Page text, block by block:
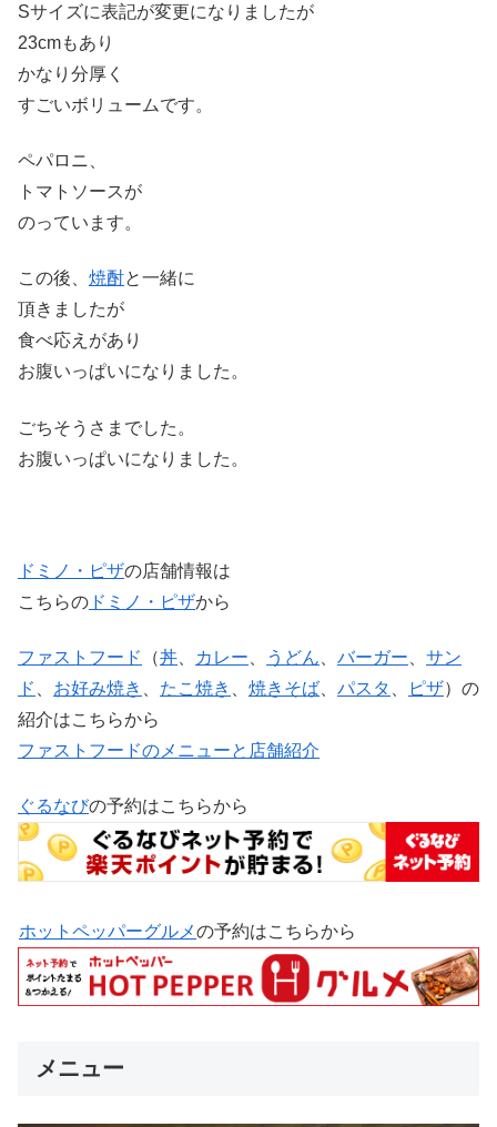
Sサイズに表記が変更になりましたが
23cmもあり
かなり分厚く
すごいボリュームです。
ペパロニ、
トマトソースが
のっています。
この後、 焼酎と一緒に
頂きましたが
食べ応えがあり
お腹いっぱいになりました。
ごちそうさまでした。
お腹いっぱいになりました。
ドミノ・ピザの店舗情報は
こちらの ドミノ・ピザから
ファストフード （丼 カレー うどん バーガー
サン
ド
お好み焼き たこ焼き 焼きそば パスタ ピザ）の
紹介はこちらから
ファストフードのメニューと店舗紹介
ぐるなびの予約はこちらから
ホットペッパーグルメの予約はこちらから
メニュー